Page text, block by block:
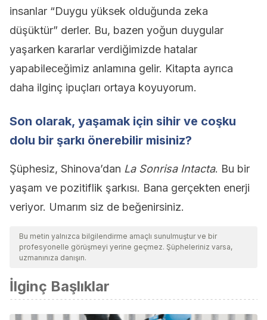
insanlar “Duygu yüksek olduğunda zeka
düşüktür” derler. Bu, bazen yoğun duygular
yaşarken kararlar verdiğimizde hatalar
yapabileceğimiz anlamına gelir. Kitapta ayrıca
daha ilginç ipuçları ortaya koyuyorum.
Son olarak, yaşamak için sihir ve coşku
dolu bir şarkı önerebilir misiniz?
Şüphesiz, Shinova’dan La Sonrisa Intacta. Bu bir
yaşam ve pozitiflik şarkısı. Bana gerçekten enerji
veriyor. Umarım siz de beğenirsiniz.
Bu metin yalnızca bilgilendirme amaçlı sunulmuştur ve bir
profesyonelle görüşmeyi yerine geçmez. Şüpheleriniz varsa,
uzmanınıza danışın.
İlginç Başlıklar